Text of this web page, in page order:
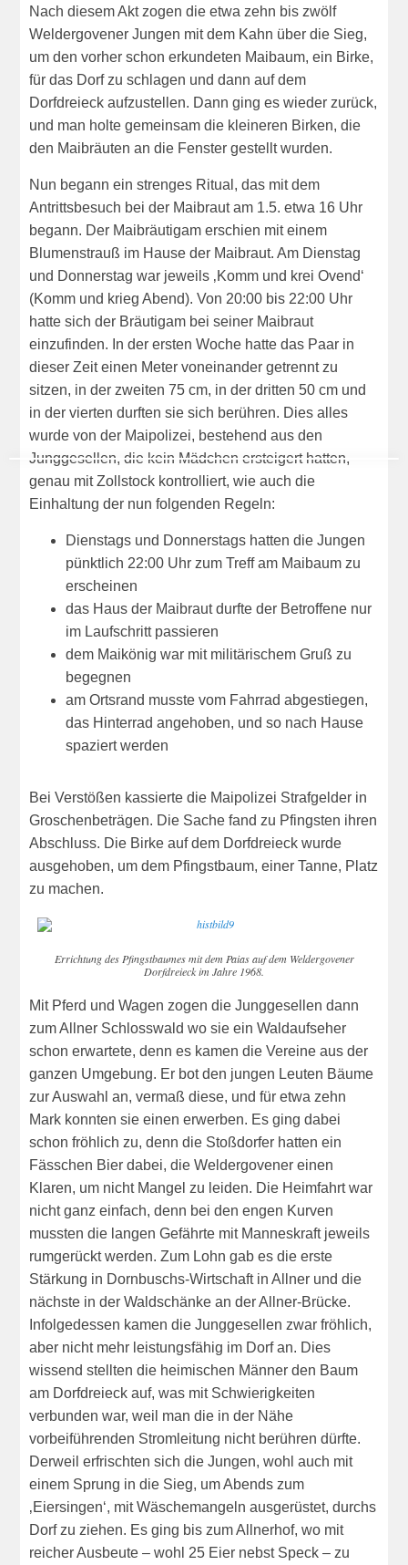
Nach diesem Akt zogen die etwa zehn bis zwölf
Weldergovener Jungen mit dem Kahn über die Sieg,
um den vorher schon erkundeten Maibaum, ein Birke,
für das Dorf zu schlagen und dann auf dem
Dorfdreieck aufzustellen. Dann ging es wieder zurück,
und man holte gemeinsam die kleineren Birken, die
den Maibräuten an die Fenster gestellt wurden.
Nun begann ein strenges Ritual, das mit dem
Antrittsbesuch bei der Maibraut am 1.5. etwa 16 Uhr
begann. Der Maibräutigam erschien mit einem
Blumenstrauß im Hause der Maibraut. Am Dienstag
und Donnerstag war jeweils ‚Komm und krei Ovend‘
(Komm und krieg Abend). Von 20:00 bis 22:00 Uhr
hatte sich der Bräutigam bei seiner Maibraut
einzufinden. In der ersten Woche hatte das Paar in
dieser Zeit einen Meter voneinander getrennt zu
sitzen, in der zweiten 75 cm, in der dritten 50 cm und
in der vierten durften sie sich berühren. Dies alles
wurde von der Maipolizei, bestehend aus den
Junggesellen, die kein Mädchen ersteigert hatten,
genau mit Zollstock kontrolliert, wie auch die
Einhaltung der nun folgenden Regeln:
Dienstags und Donnerstags hatten die Jungen
pünktlich 22:00 Uhr zum Treff am Maibaum zu
erscheinen
das Haus der Maibraut durfte der Betroffene nur
im Laufschritt passieren
dem Maikönig war mit militärischem Gruß zu
begegnen
am Ortsrand musste vom Fahrrad abgestiegen,
das Hinterrad angehoben, und so nach Hause
spaziert werden
Bei Verstößen kassierte die Maipolizei Strafgelder in
Groschenbeträgen. Die Sache fand zu Pfingsten ihren
Abschluss. Die Birke auf dem Dorfdreieck wurde
ausgehoben, um dem Pfingstbaum, einer Tanne, Platz
zu machen.
Errichtung des Pfingstbaumes mit dem Paias auf dem Weldergovener
Dorfdreieck im Jahre 1968.
Mit Pferd und Wagen zogen die Junggesellen dann
zum Allner Schlosswald wo sie ein Waldaufseher
schon erwartete, denn es kamen die Vereine aus der
ganzen Umgebung. Er bot den jungen Leuten Bäume
zur Auswahl an, vermaß diese, und für etwa zehn
Mark konnten sie einen erwerben. Es ging dabei
schon fröhlich zu, denn die Stoßdorfer hatten ein
Fässchen Bier dabei, die Weldergovener einen
Klaren, um nicht Mangel zu leiden. Die Heimfahrt war
nicht ganz einfach, denn bei den engen Kurven
mussten die langen Gefährte mit Manneskraft jeweils
rumgerückt werden. Zum Lohn gab es die erste
Stärkung in Dornbuschs-Wirtschaft in Allner und die
nächste in der Waldschänke an der Allner-Brücke.
Infolgedessen kamen die Junggesellen zwar fröhlich,
aber nicht mehr leistungsfähig im Dorf an. Dies
wissend stellten die heimischen Männer den Baum
am Dorfdreieck auf, was mit Schwierigkeiten
verbunden war, weil man die in der Nähe
vorbeiführenden Stromleitung nicht berühren dürfte.
Derweil erfrischten sich die Jungen, wohl auch mit
einem Sprung in die Sieg, um Abends zum
‚Eiersingen‘, mit Wäschemangeln ausgerüstet, durchs
Dorf zu ziehen. Es ging bis zum Allnerhof, wo mit
reicher Ausbeute – wohl 25 Eier nebst Speck – zu